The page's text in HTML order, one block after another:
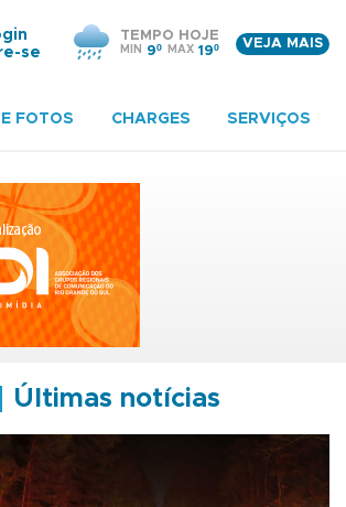
se
TEMPO HOJE
MIN 9º MAX 19º
VEJA MAIS
FOTOS CHARGES SERVIÇOS
Últimas notícias